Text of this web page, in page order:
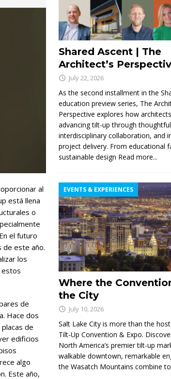
al
está llena
o
el futuro
de este año.
los
estos
de
Hace dos
de
edificios
algo
Este año,
Shared Ascent | The
Architect’s
July 22, 2026
As the second installment in the
education preview series, The
Perspective explores how
advancing tilt-up through
interdisciplinary collaboration, and
project delivery. From educational
sustainable design Read more...
Where the
the City
EVENTS & EXPERIENCES
July 10, 2026
Salt Lake City is more than the
Tilt-Up Convention & Expo.
North America’s premier tilt-up
walkable downtown, remarkable
the Wasatch Mountains combine to